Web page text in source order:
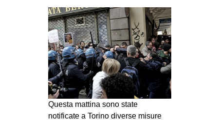
MOVIMENTI
AMBIENTE
ANTIFASCISMO
DIRITTO ALL’ABITARE
GENERI
MIGRAZIONI
PRECARIATO
Questa mattina sono state
notificate a Torino diverse misure